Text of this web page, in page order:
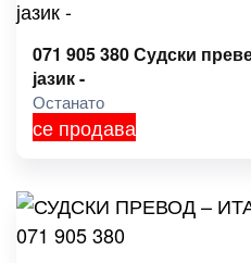
071 905 380 Судски
јазик -
Останато
се продава